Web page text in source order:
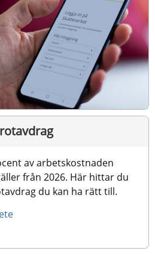
av arbetskostnaden
från 2026. Här hittar du
du kan ha rätt till.​